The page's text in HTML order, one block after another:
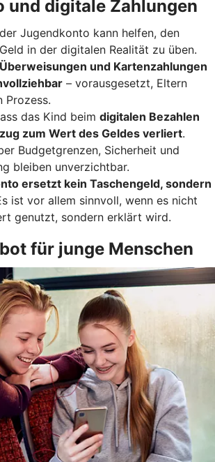
und digitale Zahlungen
Jugendkonto kann helfen, den
in der digitalen Realität zu üben.
und Kartenzahlungen
– vorausgesetzt, Eltern
Prozess.
das Kind beim digitalen Bezahlen
zum Wert des Geldes verliert.
Budgetgrenzen, Sicherheit und
bleiben unverzichtbar.
ersetzt kein Taschengeld, sondern
ist vor allem sinnvoll, wenn es nicht
genutzt, sondern erklärt wird.
für junge Menschen